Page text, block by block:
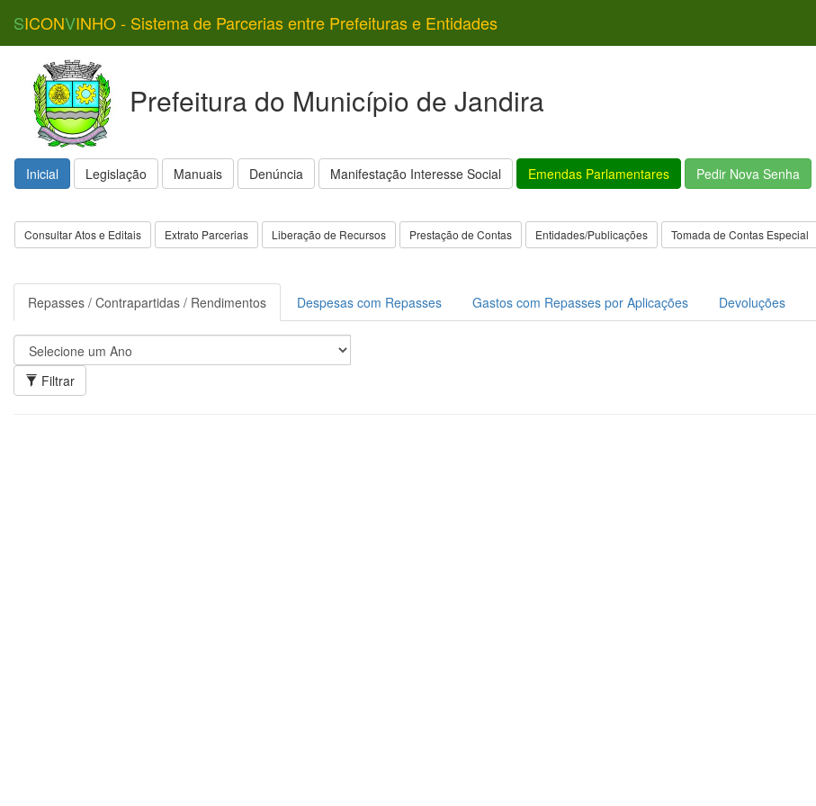
SICONVINHO - Sistema de Parcerias entre Prefeituras e Entidades
Prefeitura do Município de Jandira
Inicial Legislação Manuais Denúncia Manifestação Interesse Social Emendas Parlamentares Pedir Nova Senha
Consultar Atos e Editais Extrato Parcerias Liberação de Recursos Prestação de Contas Entidades/Publicações Tomada de Contas Especial
Repasses / Contrapartidas / Rendimentos Despesas com Repasses Gastos com Repasses por Aplicações Devoluções
Filtrar